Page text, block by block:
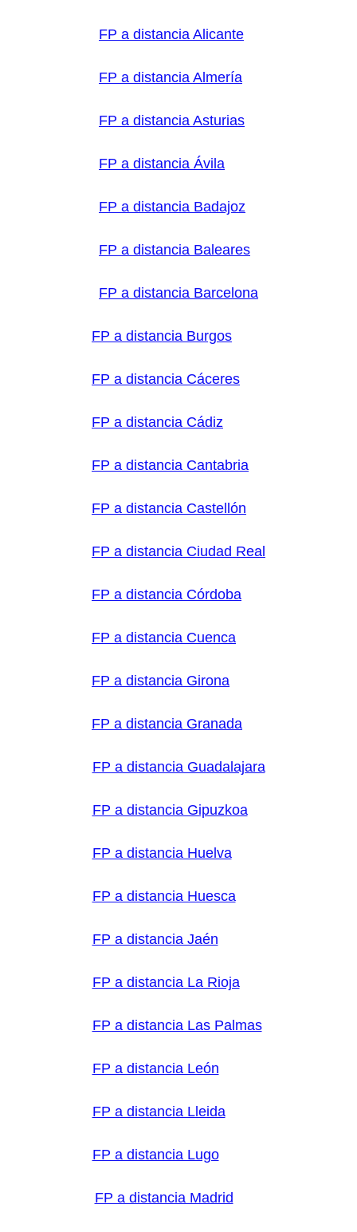
FP a distancia Alicante
FP a distancia Almería
FP a distancia Asturias
FP a distancia Ávila
FP a distancia Badajoz
FP a distancia Baleares
FP a distancia Barcelona
FP a distancia Burgos
FP a distancia Cáceres
FP a distancia Cádiz
FP a distancia Cantabria
FP a distancia Castellón
FP a distancia Ciudad Real
FP a distancia Córdoba
FP a distancia Cuenca
FP a distancia Girona
FP a distancia Granada
FP a distancia Guadalajara
FP a distancia Gipuzkoa
FP a distancia Huelva
FP a distancia Huesca
FP a distancia Jaén
FP a distancia La Rioja
FP a distancia Las Palmas
FP a distancia León
FP a distancia Lleida
FP a distancia Lugo
FP a distancia Madrid